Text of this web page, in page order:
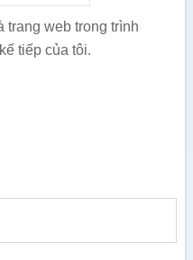
trang web trong trình
tiếp của tôi.